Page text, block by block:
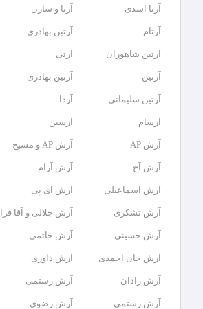
آرتا اسدی آرتا و سارن
آرتام آرتبن بهادری
آرتين شاهوران آرتی
آرتین آرتین بهادری
آرتین سلیمانی آردا
آرسام آرسین
آرش AP آرش AP و مسیح
آرش آج آرش آرام
آرش اسماعیلی آرش ای پی
آرش تشکری آرش جلالی و آقا فرا
آرش حسینی آرش خاتمی
آرش خان احمدی آرش داوری
آرش رادان آرش رستمى
آرش رستمی آرش رضوی